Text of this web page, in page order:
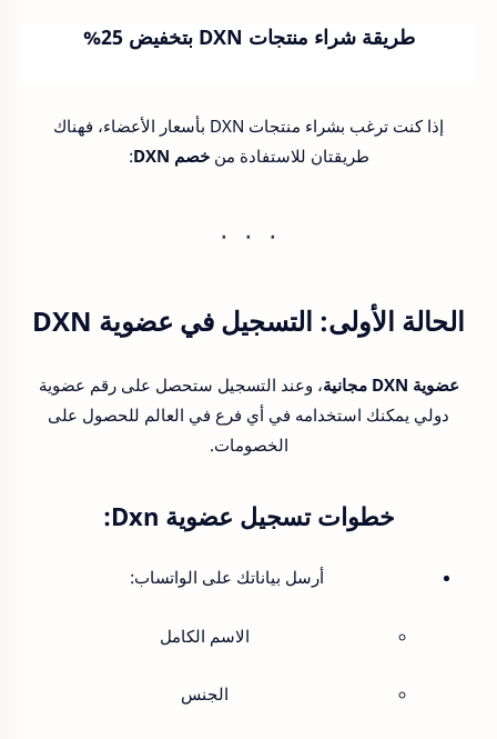
طريقة شراء منتجات DXN بتخفيض 25%
إذا كنت ترغب بشراء منتجات DXN بأسعار الأعضاء، فهناك
طريقتان للاستفادة منخصم DXN :
الحالة الأولى: التسجيل في عضوية DXN
عضوية DXN مجانية
، وعند التسجيل ستحصل على رقم عضوية
دولي يمكنك استخدامه في أي فرع في العالم للحصول على
الخصومات.
خطوات تسجيل عضوية Dxn:
أرسل بياناتك على الواتساب:
الاسم الكامل
الجنس